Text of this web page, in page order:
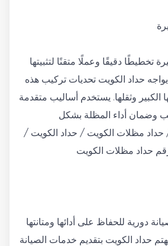
تخطيطًا دقيقًا وعملًا متقنًا لتثبيتها
حداد الكويت تحديات تركيب هذه
الكبير وثقلها. يستخدم أساليب متقدمة
وضمان أداء المظلة بشكل
حداد مظلات الكويت / حداد الكويت /
حداد مظلات الكويت
دورية للحفاظ على أدائها ومتانتها
حداد الكويت بتقديم خدمات الصيانة